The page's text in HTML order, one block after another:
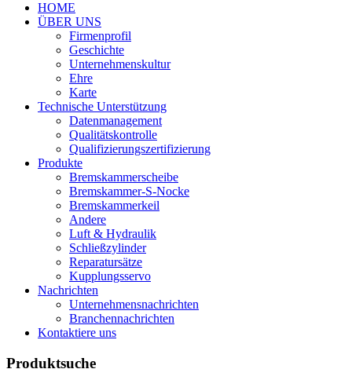
HOME
ÜBER UNS
Firmenprofil
Geschichte
Unternehmenskultur
Ehre
Karte
Technische Unterstützung
Datenmanagement
Qualitätskontrolle
Qualifizierungszertifizierung
Produkte
Bremskammerscheibe
Bremskammer-S-Nocke
Bremskammerkeil
Andere
Luft & Hydraulik
Schließzylinder
Reparatursätze
Kupplungsservo
Nachrichten
Unternehmensnachrichten
Branchennachrichten
Kontaktiere uns
Produktsuche